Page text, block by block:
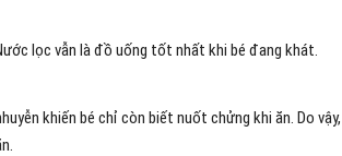
lọc vẫn là đồ uống tốt nhất khi bé đang khát.
khiến bé chỉ còn biết nuốt chửng khi ăn. Do